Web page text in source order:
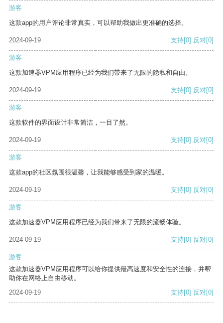
游客
这款app的用户评论非常真实，可以帮助我做出更准确的选择。
2024-09-19 支持[0] 反对[0]
游客
这款加速器VPM应用程序已经为我们带来了无限的隐私和自由。
2024-09-19 支持[0] 反对[0]
游客
这款软件的界面设计非常简洁，一目了然。
2024-09-19 支持[0] 反对[0]
游客
这款app的社区氛围很温馨，让我能够感受到家的温暖。
2024-09-19 支持[0] 反对[0]
游客
这款加速器VPM应用程序已经为我们带来了无限的流畅体验。
2024-09-19 支持[0] 反对[0]
游客
这款加速器VPM应用程序可以给你提供最高速度和安全性的连接，并帮
助你在网络上自由移动。
2024-09-19
支持[0] 反对[0]